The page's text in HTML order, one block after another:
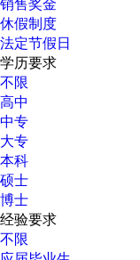
销售奖金
休假制度
法定节假日
学历要求
不限
高中
中专
大专
本科
硕士
博士
经验要求
不限